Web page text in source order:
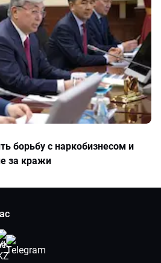
борьбу с наркобизнесом и
за кражи